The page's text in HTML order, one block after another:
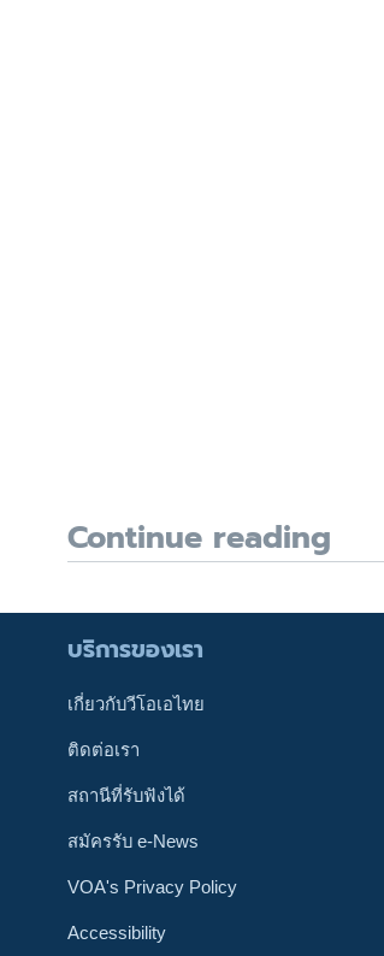
Continue reading
บริการของเรา
เกี่ยวกับวีโอเอไทย
ติดต่อเรา
สถานีที่รับฟังได้
สมัครรับ e-News
VOA's Privacy Policy
Accessibility